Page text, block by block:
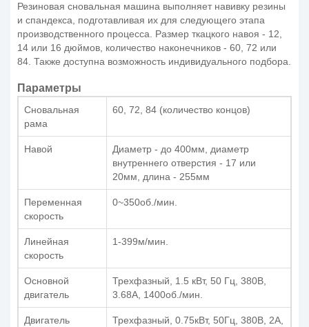
Резиновая сновальная машина выполняет навивку резины
и спандекса, подготавливая их для следующего этапа
производственного процесса. Размер ткацкого навоя - 12,
14 или 16 дюймов, количество наконечников - 60, 72 или
84. Также доступна возможность индивидуального подбора.
Параметры
Сновальная
рама
60, 72, 84 (количество концов)
Навой
Диаметр - до 400мм, диаметр
внутреннего отверстия - 17 или
20мм, длина - 255мм
Переменная
скорость
0~350об./мин.
Линейная
скорость
1-399м/мин.
Основной
двигатель
Трехфазный, 1.5 кВт, 50 Гц, 380В,
3.68A, 1400об./мин.
Двигатель
Трехфазный, 0.75кВт, 50Гц, 380В, 2A,